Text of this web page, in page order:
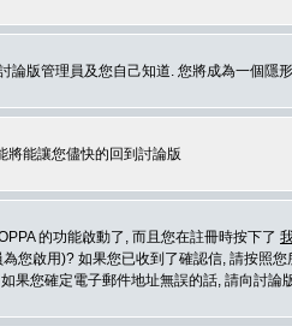
論版管理員及您自己知道. 您將成為一個隱
將能讓您儘快的回到討論版
的功能啟動了, 而且您在註冊時按下了
啟用)? 如果您已收到了確認信, 請按照
果您確定電子郵件地址無誤的話, 請向討論